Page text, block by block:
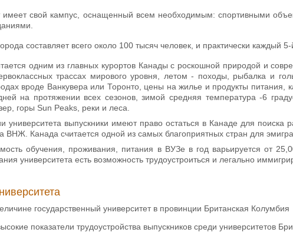
имеет свой кампус, оснащенный всем необходимым: спортивными
составляет всего около 100 тысяч человек, и практически каждый
одним из главных курортов Канады с роскошной природой и
трассах мирового уровня, летом - походы, рыбалка и
вроде Ванкувера или Торонто, цены на жилье и продукты питания,
на протяжении всех сезонов, зимой средняя температура -6
горы Sun Peaks, реки и леса.
университета выпускники имеют право остаться в Канаде для поиска
ВНЖ. Канада считается одной из самых благоприятных стран для
обучения, проживания, питания в ВУЗе в год варьируется от
университета есть возможность трудоустроиться и легально
государственный университет в провинции Британская Колумбия
показатели трудоустройства выпускников среди университетов